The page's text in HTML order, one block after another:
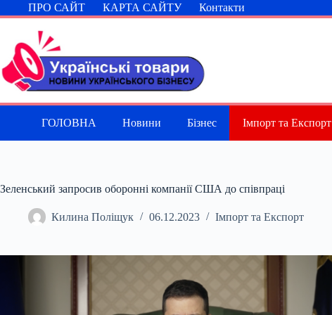
Перейти
до
ПРО САЙТ КАРТА САЙТУ Контакти
ГОЛОВНА Новини Бізнес Імпорт та Експорт
Зеленський запросив оборонні компанії США до співпраці
Килина Поліщук 06.12.2023 Імпорт та Експорт